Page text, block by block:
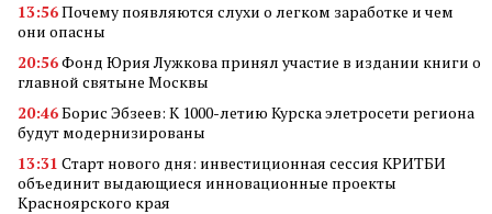
13:56Почему появляются слухи о легком заработке и чем
они опасны
20:56Фонд Юрия Лужкова принял участие в издании книги о
главной святыне Москвы
20:46Борис Эбзеев: К 1000-летию Курска элетросети региона
будут модернизированы
13:31 Старт нового дня: инвестиционная сессия КРИТБИ
объединит выдающиеся инновационные проекты
Красноярского края